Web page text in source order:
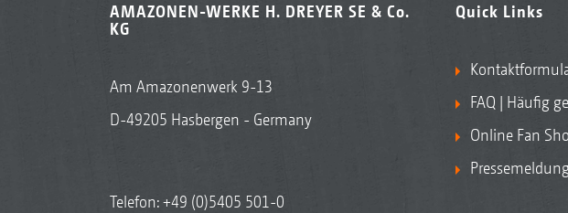
AMAZONEN-WERKE H. DREYER SE & Co.
KG
Am Amazonenwerk 9-13
D-49205 Hasbergen - Germany
Telefon:+49 (0)5405 501-0
Quick Links
FAQ | Häufig
Online Fan